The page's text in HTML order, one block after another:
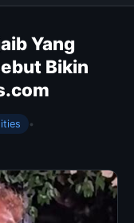
Yang
Bikin
•